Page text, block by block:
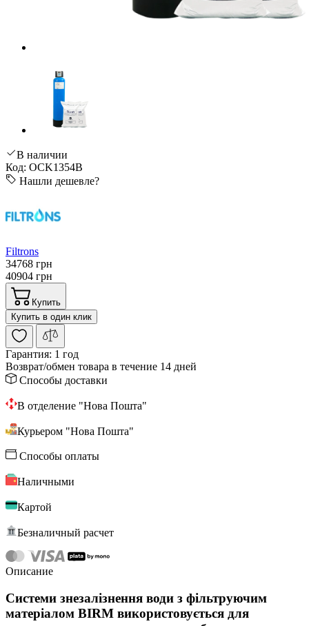
В наличии
Код: OCK1354B
Нашли дешевле?
Filtrons
34768 грн
40904 грн
Купить
Купить в один клик
Гарантия: 1 год
Возврат/обмен товара в течение 14 дней
Способы доставки
В отделение "Нова Пошта"
Курьером "Нова Пошта"
Способы оплаты
Наличными
Картой
Безналичный расчет
Описание
Системи знезалізнення води з фільтруючим
матеріалом BIRM використовується для